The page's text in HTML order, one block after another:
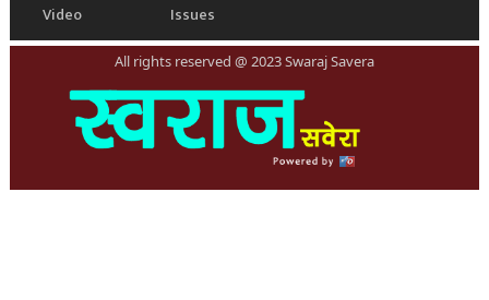
Video
Issues
All rights reserved @ 2023 Swaraj Savera